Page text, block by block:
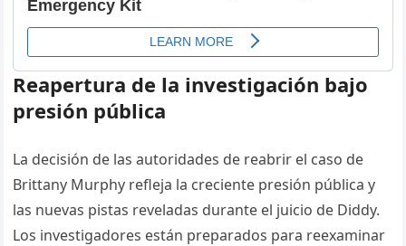
Reapertura de la investigación bajo
presión pública
La decisión de las autoridades de reabrir el caso de
Brittany Murphy refleja la creciente presión pública y
las nuevas pistas reveladas durante el juicio de Diddy.
Los investigadores están preparados para reexaminar